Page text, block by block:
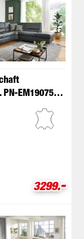
EM19075
mit
3299.-